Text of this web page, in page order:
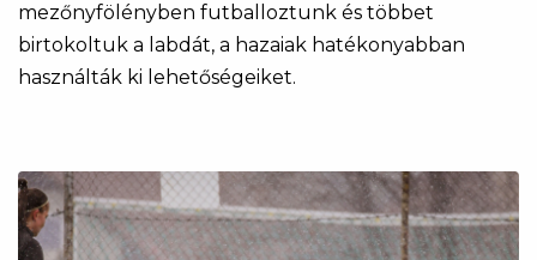
mezőnyfölényben futballoztunk és többet
birtokoltuk a labdát, a hazaiak hatékonyabban
használták ki lehetőségeiket.